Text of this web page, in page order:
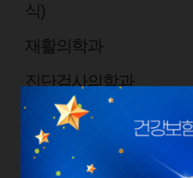
식)
재활의학과
진단검사의학과
핵의학과